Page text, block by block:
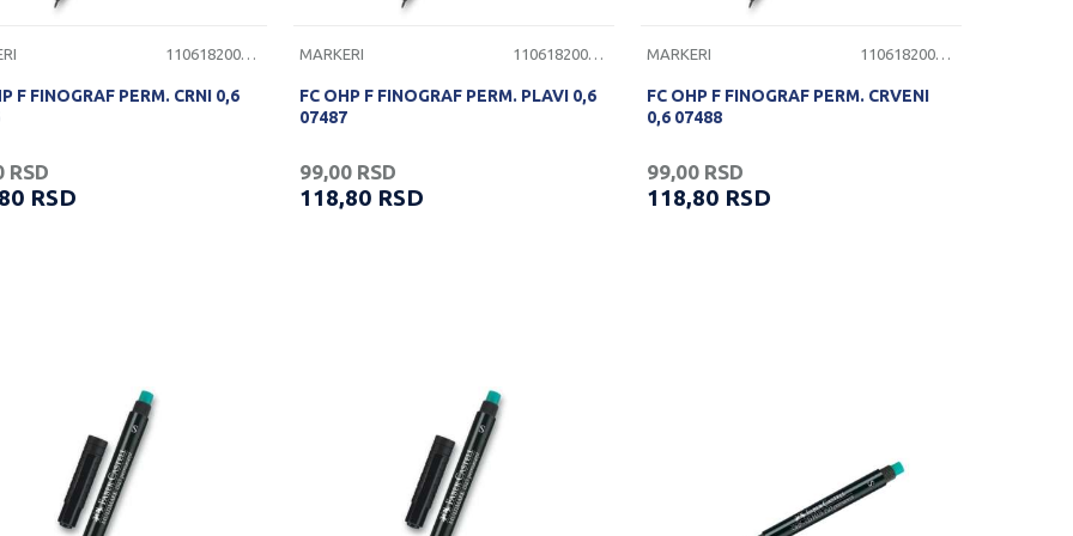
1106182000105
F FINOGRAF PERM. CRNI 0,6
RSD
RSD
MARKERI 1106182000115
FC OHP F FINOGRAF PERM. PLAVI 0,6
07487
99,00 RSD
118,80 RSD
MARKERI 1106182000120
FC OHP F FINOGRAF PERM. CRVENI
0,6 07488
99,00 RSD
118,80 RSD